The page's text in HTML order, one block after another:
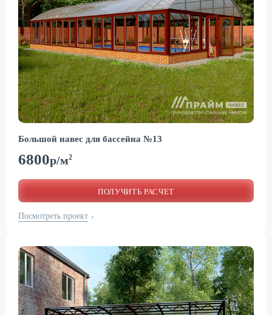
Большой навес для бассейна №13
6800р/м2
ПОЛУЧИТЬ РАСЧЕТ
Посмотреть проект ›